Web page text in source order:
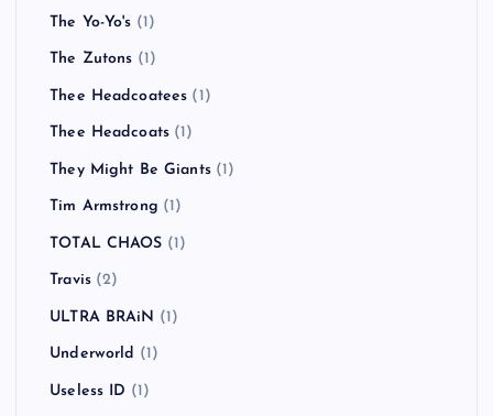
The Yo-Yo's (1)
The Zutons (1)
Thee Headcoatees (1)
Thee Headcoats (1)
They Might Be Giants(1)
Tim Armstrong (1)
TOTAL CHAOS (1)
Travis(2)
ULTRA BRAiN (1)
Underworld (1)
Useless ID (1)